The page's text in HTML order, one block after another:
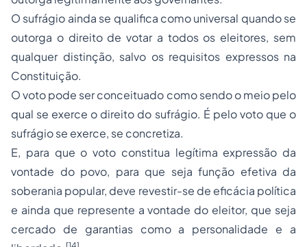
O sufrágio ainda se qualifica como universal quando se
outorga o direito de votar a todos os eleitores, sem
qualquer distinção, salvo os requisitos expressos na
Constituição.
O voto pode ser conceituado como sendo o meio pelo
qual se exerce o direito do sufrágio. É pelo voto que o
sufrágio se exerce, se concretiza.
E, para que o voto constitua legítima expressão da
vontade do povo, para que seja função efetiva da
soberania popular, deve revestir-se de eficácia política
e ainda que represente a vontade do eleitor, que seja
cercado de garantias como a personalidade e a